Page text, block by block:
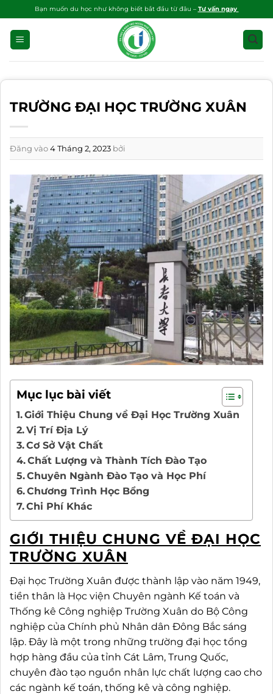
qua
dung
Bạn muốn du học như không biết bắt đầu từ đâu – Tư vấn ngay
TRƯỜNG ĐẠI HỌC TRƯỜNG XUÂN
Đăng vào4 Tháng 2, 2023 bởi
Mục lục bài viết
Giới Thiệu Chung về Đại Học Trường Xuân
Vị Trí Địa Lý
Cơ Sở Vật Chất
Chất Lượng và Thành Tích Đào Tạo
Chuyên Ngành Đào Tạo và Học Phí
Chương Trình Học Bổng
Chi Phí Khác
GIỚI THIỆU CHUNG VỀ ĐẠI HỌC
TRƯỜNG XUÂN
Đại học Trường Xuân được thành lập vào năm 1949,
tiền thân là Học viện Chuyên ngành Kế toán và
Thống kê Công nghiệp Trường Xuân do Bộ Công
nghiệp của Chính phủ Nhân dân Đông Bắc sáng
lập. Đây là một trong những trường đại học tổng
hợp hàng đầu của tỉnh Cát Lâm, Trung Quốc,
chuyên đào tạo nguồn nhân lực chất lượng cao cho
các ngành kế toán, thống kê và công nghiệp.